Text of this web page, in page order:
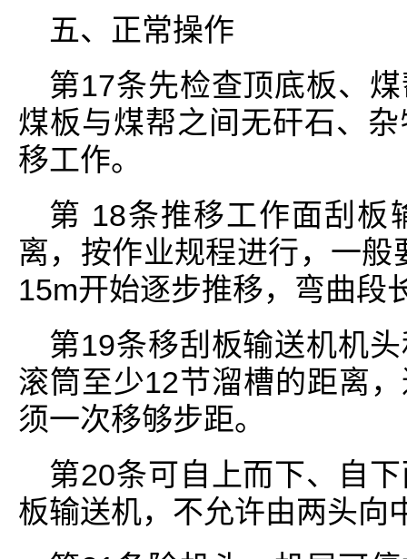
五、正常操作
第17条先检查顶底板、
煤板与煤帮之间无矸石、
移工作。
第 18条推移工作面刮板
离，按作业规程进行，一
15m开始逐步推移，弯曲段
第19条移刮板输送机机
滚筒至少12节溜槽的距离
须一次移够步距。
第20条可自上而下、自
板输送机，不允许由两头向